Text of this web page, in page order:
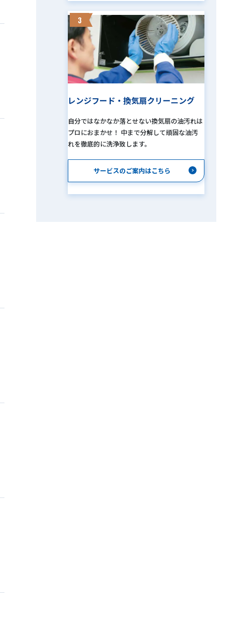
3
レンジフード・換気扇クリーニング
自分ではなかなか落とせない換気扇の油汚れは
プロにおまかせ！ 中まで分解して頑固な油汚
れを徹底的に洗浄致します。
サービスのご案内はこちら